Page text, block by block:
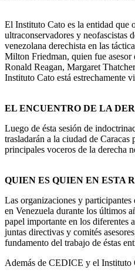
El Instituto Cato es la entidad que
ultraconservadores y neofascistas
venezolana derechista en las
Milton Friedman, quien fue
Ronald Reagan, Margaret
Instituto Cato está estrechamente
EL ENCUENTRO DE LA
Luego de ésta sesión de
trasladarán a la ciudad de
principales voceros de la derecha
QUIEN ES QUIEN EN ESTA
Las organizaciones y participantes
en Venezuela durante los últimos
papel importante en los diferentes
juntas directivas y comités
fundamento del trabajo de éstas
Además de CEDICE y el Instituto